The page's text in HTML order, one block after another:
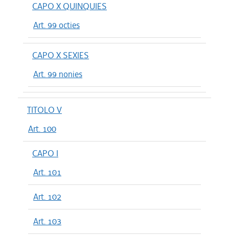
CAPO X QUINQUIES
Art. 99 octies
CAPO X SEXIES
Art. 99 nonies
TITOLO V
Art. 100
CAPO I
Art. 101
Art. 102
Art. 103